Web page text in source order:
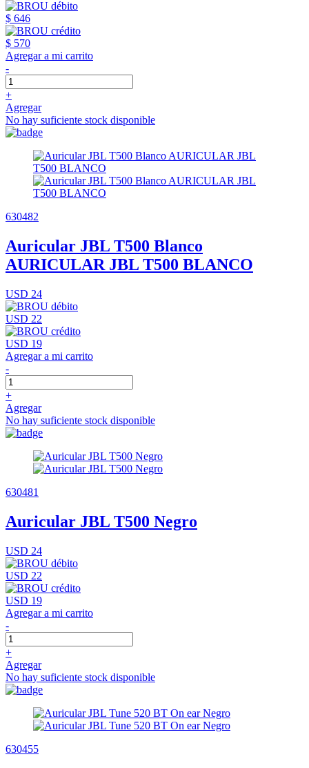
$ 646
$ 570
Agregar a mi carrito
-
+
Agregar
No hay suficiente stock disponible
630482
Auricular JBL T500 Blanco
AURICULAR JBL T500 BLANCO
USD 24
USD 22
USD 19
Agregar a mi carrito
-
+
Agregar
No hay suficiente stock disponible
630481
Auricular JBL T500 Negro
USD 24
USD 22
USD 19
Agregar a mi carrito
-
+
Agregar
No hay suficiente stock disponible
630455